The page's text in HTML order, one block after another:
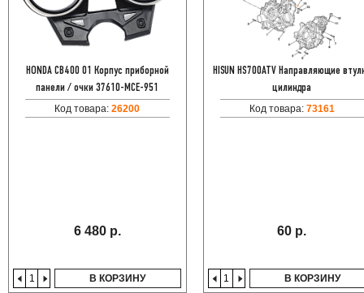
HONDA CB400 01 Корпус приборной
панели / очки 37610-MCE-951
Код товара:26200
6 480 р.
В КОРЗИНУ
HISUN HS700ATV Направляющие
цилиндра
Код товара: 73161
60 р.
В КОРЗИНУ